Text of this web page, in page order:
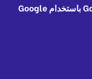
تجاوز القيود في بيانات Google Search Console باستخدام Google